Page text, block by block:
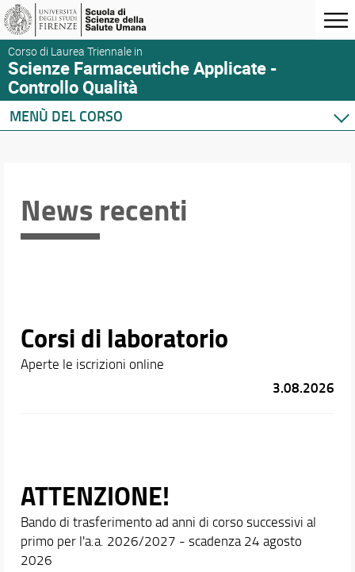
Corso di Laurea Triennale in
Scienze Farmaceutiche Applicate -
Controllo Qualità
MENÙ DEL CORSO
Orario e calendari
News recenti
Corsi di laboratorio
Aperte le iscrizioni online
3.08.2026
ATTENZIONE!
Bando di trasferimento ad anni di corso successivi al
primo per l'a.a. 2026/2027 - scadenza 24 agosto
2026